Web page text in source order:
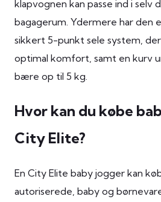
klapvognen kan passe ind i selv
bagagerum. Ydermere har den
sikkert 5-punkt sele system,
optimal komfort, samt en kurv
bære op til 5 kg.
Hvor kan du købe
City Elite?
En City Elite baby jogger kan
autoriserede, baby og